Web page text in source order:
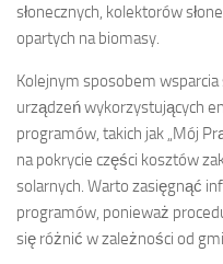
słonecznych, kolektorów
opartych na biomasy.
Kolejnym sposobem wsparcia
urządzeń wykorzystujących
programów, takich jak „Mój
na pokrycie części kosztów
solarnych. Warto zasięgnąć
programów, ponieważ
się różnić w zależności od